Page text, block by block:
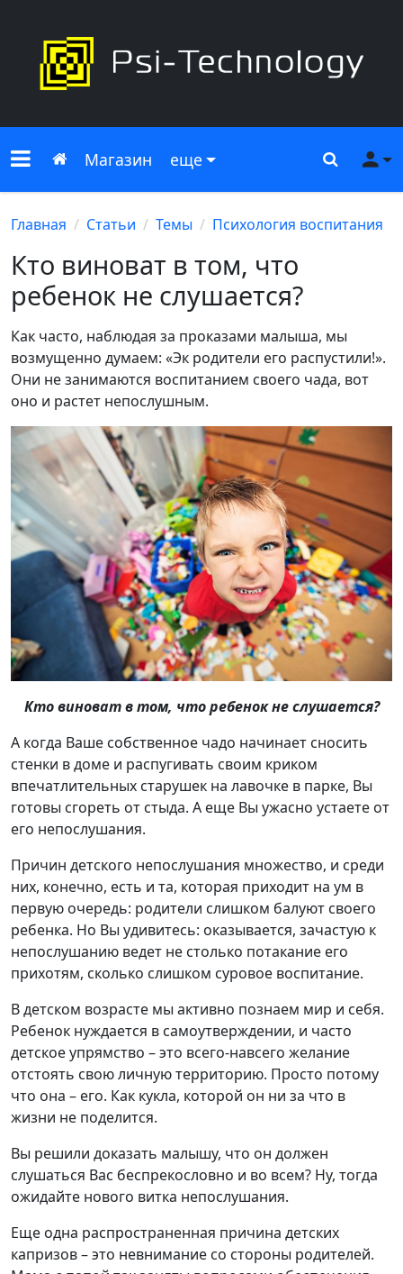
Меню сайта
Главная
Магазин еще Поиск
Главная Статьи Темы Психология воспитания
Кто виноват в том, что
ребенок не слушается?
Как часто, наблюдая за проказами малыша, мы
возмущенно думаем: «Эк родители его распустили!».
Они не занимаются воспитанием своего чада, вот
оно и растет непослушным.
Кто виноват в том, что ребенок не слушается?
А когда Ваше собственное чадо начинает сносить
стенки в доме и распугивать своим криком
впечатлительных старушек на лавочке в парке, Вы
готовы сгореть от стыда. А еще Вы ужасно устаете от
его непослушания.
Причин детского непослушания множество, и среди
них, конечно, есть и та, которая приходит на ум в
первую очередь: родители слишком балуют своего
ребенка. Но Вы удивитесь: оказывается, зачастую к
непослушанию ведет не столько потакание его
прихотям, сколько слишком суровое воспитание.
В детском возрасте мы активно познаем мир и себя.
Ребенок нуждается в самоутверждении, и часто
детское упрямство – это всего-навсего желание
отстоять свою личную территорию. Просто потому
что она – его. Как кукла, которой он ни за что в
жизни не поделится.
Вы решили доказать малышу, что он должен
слушаться Вас беспрекословно и во всем? Ну, тогда
ожидайте нового витка непослушания.
Еще одна распространенная причина детских
капризов – это невнимание со стороны родителей.